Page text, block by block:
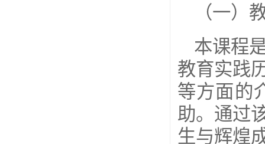
（一）
本课程
教育实践
等方面的
助。通过
生与辉煌